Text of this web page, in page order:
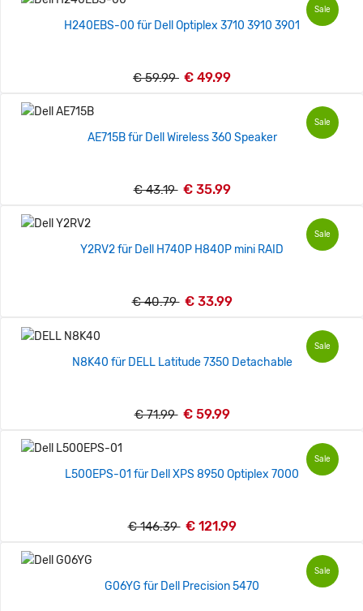
Sale
H240EBS-00 für Dell Optiplex 3710 3910 3901
€ 59.99 € 49.99
Sale
AE715B für Dell Wireless 360 Speaker
€ 43.19 € 35.99
Sale
Y2RV2 für Dell H740P H840P mini RAID
€ 40.79 € 33.99
Sale
N8K40 für DELL Latitude 7350 Detachable
€ 71.99 € 59.99
Sale
L500EPS-01 für Dell XPS 8950 Optiplex 7000
€ 146.39 € 121.99
Sale
G06YG für Dell Precision 5470